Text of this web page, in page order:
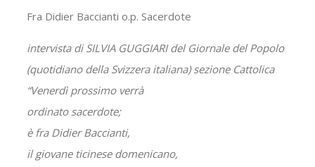
Fra Didier Baccianti o.p. Sacerdote
intervista di SILVIA GUGGIARI del Giornale del Popolo
(quotidiano della Svizzera italiana) sezione Cattolica
“Venerdì prossimo verrà
ordinato sacerdote;
è fra Didier Baccianti,
il giovane ticinese domenicano,